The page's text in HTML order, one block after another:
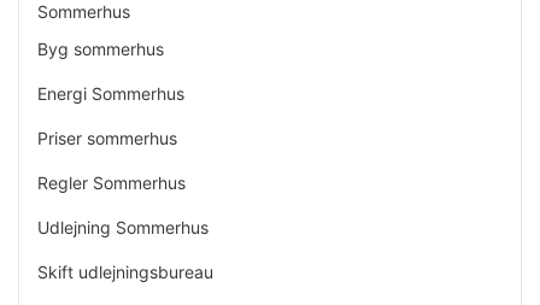
Sommerhus
Byg sommerhus
Energi Sommerhus
Priser sommerhus
Regler Sommerhus
Udlejning Sommerhus
Skift udlejningsbureau